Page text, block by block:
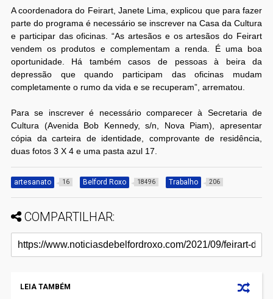
A coordenadora do Feirart, Janete Lima, explicou que para fazer
parte do programa é necessário se inscrever na Casa da Cultura
e participar das oficinas. “As artesãos e os artesãos do Feirart
vendem os produtos e complementam a renda. É uma boa
oportunidade. Há também casos de pessoas à beira da
depressão que quando participam das oficinas mudam
completamente o rumo da vida e se recuperam”, arrematou.
Para se inscrever é necessário comparecer à Secretaria de
Cultura (Avenida Bob Kennedy, s/n, Nova Piam), apresentar
cópia da carteira de identidade, comprovante de residência,
duas fotos 3 X 4 e uma pasta azul 17.
artesanato 16 Belford Roxo 18496 Trabalho 206
COMPARTILHAR:
LEIA TAMBÉM